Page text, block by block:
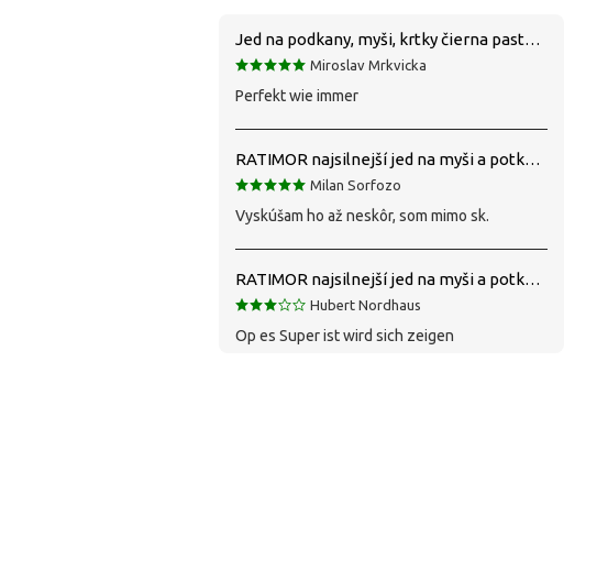
Jed na podkany, myši, krtky čierna pasta silná 1 kg VYPR
Miroslav Mrkvicka
Perfekt wie immer
RATIMOR najsilnejší jed na myši a potkany
Milan Sorfozo
Vyskúšam ho až neskôr, som mimo sk.
RATIMOR najsilnejší jed na myši a potkany
Hubert Nordhaus
Op es Super ist wird sich zeigen